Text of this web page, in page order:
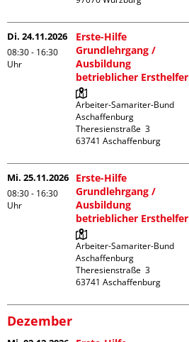
Di. 24.11.2026
08:30 - 16:30
Uhr
Erste-Hilfe
Grundlehrgang /
Ausbildung
betrieblicher Ersthelfer
Arbeiter-Samariter-Bund
Aschaffenburg
Theresienstraße  3
Mi. 25.11.2026
08:30 - 16:30
Uhr
Erste-Hilfe
Grundlehrgang /
Ausbildung
betrieblicher Ersthelfer
Arbeiter-Samariter-Bund
Aschaffenburg
Theresienstraße  3
Dezember